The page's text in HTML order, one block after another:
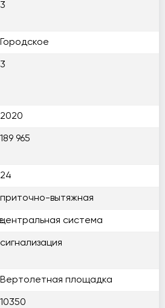
3
Городское
3
2020
189 965
24
приточно-вытяжная
центральная система
сигнализация
Вертолетная площадка
10350